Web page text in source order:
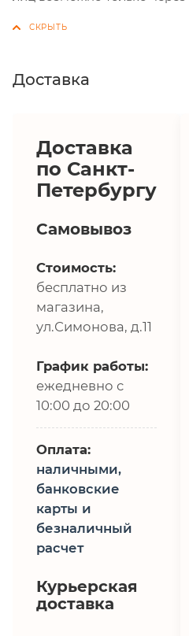
Доставка
Доставка
по Санкт-
Петербургу
Самовывоз
Стоимость:
бесплатно из
магазина,
ул.Симонова, д.11
График работы:
ежедневно с
10:00 до 20:00
Оплата:
наличными,
банковские
карты и
безналичный
расчет
Курьерская
доставка